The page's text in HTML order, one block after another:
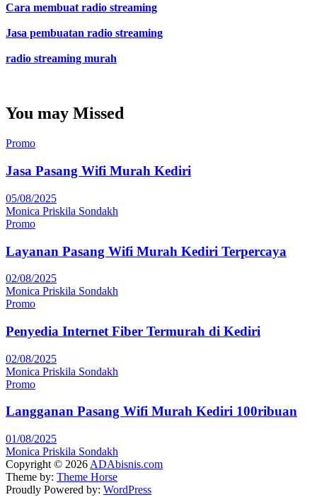
Cara membuat radio streaming
Jasa pembuatan radio streaming
radio streaming murah
You may Missed
Promo
Jasa Pasang Wifi Murah Kediri
05/08/2025
Monica Priskila Sondakh
Promo
Layanan Pasang Wifi Murah Kediri Terpercaya
02/08/2025
Monica Priskila Sondakh
Promo
Penyedia Internet Fiber Termurah di Kediri
02/08/2025
Monica Priskila Sondakh
Promo
Langganan Pasang Wifi Murah Kediri 100ribuan
01/08/2025
Monica Priskila Sondakh
Copyright © 2026 ADAbisnis.com
Theme by: Theme Horse
Proudly Powered by: WordPress